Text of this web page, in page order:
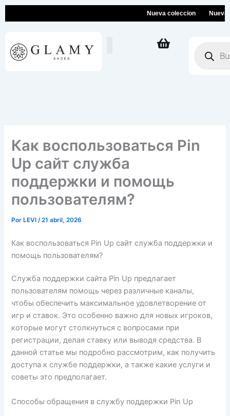
Nueva coleccion Nueva
productos
Как воспользоваться Pin
Up сайт служба
поддержки и помощь
пользователям?
Por LEVI/21 abril, 2026
Как воспользоваться Pin Up сайт служба поддержки и
помощь пользователям?
Служба поддержки сайта Pin Up предлагает
пользователям помощь через различные каналы,
чтобы обеспечить максимальное удовлетворение от
игр и ставок. Это особенно важно для новых игроков,
которые могут столкнуться с вопросами при
регистрации, делая ставку или выводя средства. В
данной статье мы подробно рассмотрим, как получить
доступа к службе поддержки, а также какие услуги и
советы это предполагает.
Способы обращения в службу поддержки Pin Up